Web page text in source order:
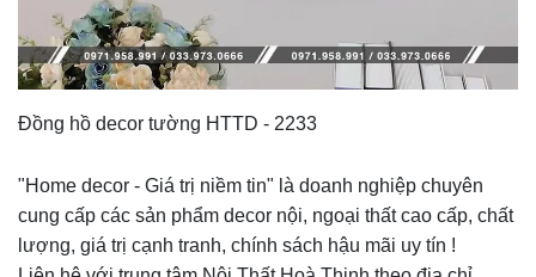
Đồng hồ decor tường HTTD - 2233
"Home decor - Giá trị niềm tin" là doanh nghiệp chuyên
cung cấp các sản phẩm decor nội, ngoại thất cao cấp, chất
lượng, giá trị cạnh tranh, chính sách hậu mãi uy tín !